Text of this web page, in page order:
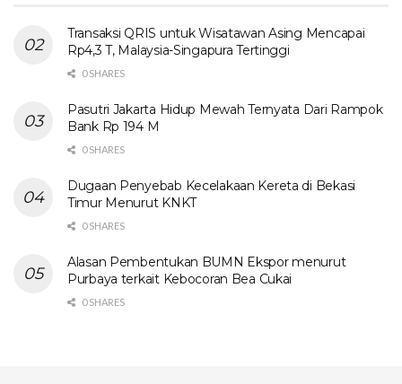
Transaksi QRIS untuk Wisatawan Asing Mencapai
Rp4,3 T, Malaysia-Singapura Tertinggi
0 SHARES
Pasutri Jakarta Hidup Mewah Ternyata Dari Rampok
Bank Rp 194 M
0 SHARES
Dugaan Penyebab Kecelakaan Kereta di Bekasi
Timur Menurut KNKT
0 SHARES
Alasan Pembentukan BUMN Ekspor menurut
Purbaya terkait Kebocoran Bea Cukai
0 SHARES